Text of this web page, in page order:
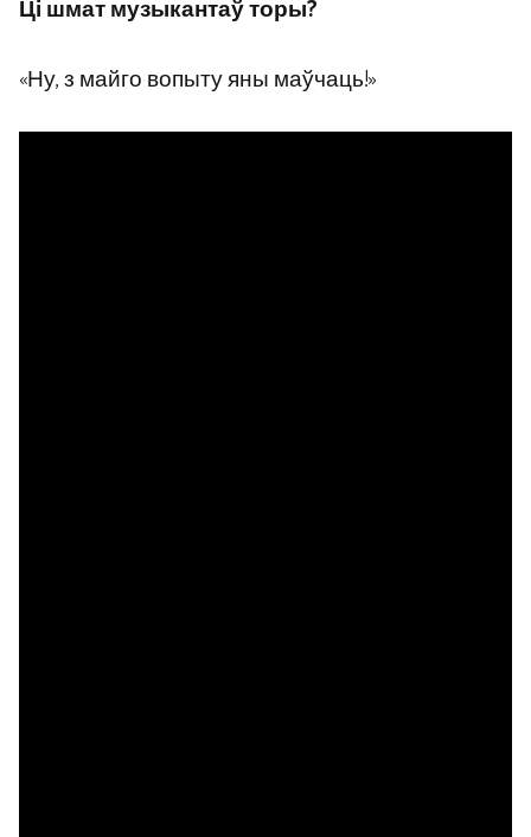
Ці шмат музыкантаў торы?
«Ну, з майго вопыту яны маўчаць!»